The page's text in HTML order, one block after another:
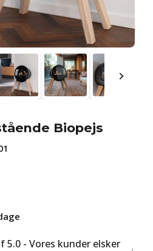
Biopejs
5.0 - Vores kunder elsker